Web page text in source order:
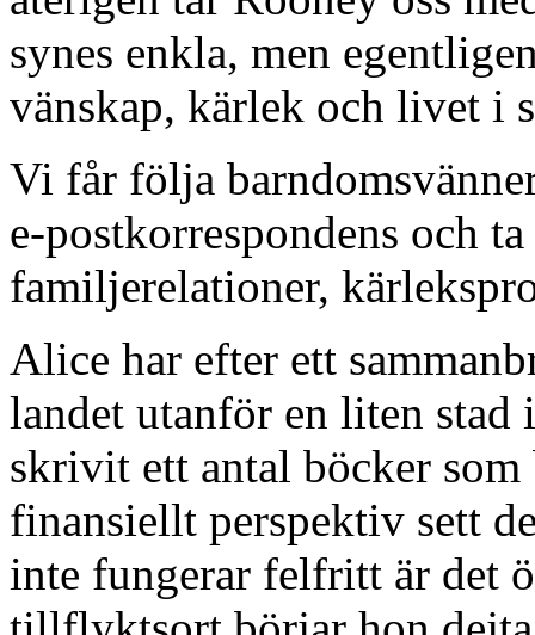
synes enkla, men
vänskap, kärlek och livet i
Vi får följa
e-postkorrespondens och
familjerelationer,
Alice har efter ett
landet utanför en liten
skrivit ett antal böcker
finansiellt perspektiv sett
inte fungerar felfritt är det